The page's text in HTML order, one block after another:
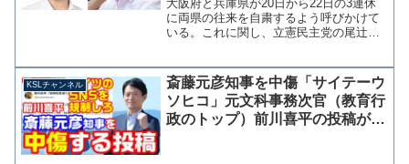
大阪府と兵庫県が20日から22日の3連休
に両県の往来を自粛するよう呼びかけて
いる。これに関し、立憲民主党の尾辻か
は出していないとのことです。松井大阪
市長の発言は正確で...
KSLチャンネル
斎藤元彦知事を中傷「サイテーウ
ソヒコ」元文科事務次官（教育行
政のトップ）前川喜平の投稿が炎